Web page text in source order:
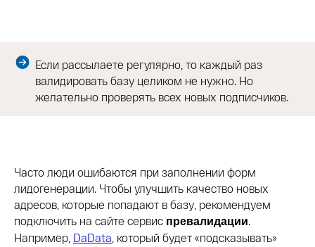
Если рассылаете регулярно, то каждый раз
валидировать базу целиком не нужно. Но
желательно проверять всех новых подписчиков.
Часто люди ошибаются при заполнении форм
лидогенерации. Чтобы улучшить качество новых
адресов, которые попадают в базу, рекомендуем
подключить на сайте сервис превалидации.
Например, DaData , который будет «подсказывать»